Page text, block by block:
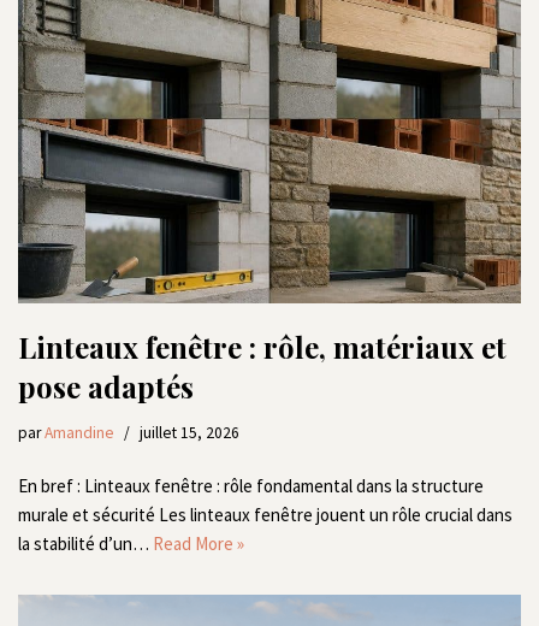
Linteaux fenêtre : rôle, matériaux et
pose adaptés
parAmandine juillet 15, 2026
En bref : Linteaux fenêtre : rôle fondamental dans la structure
murale et sécurité Les linteaux fenêtre jouent un rôle crucial dans
la stabilité d’un… Read More »